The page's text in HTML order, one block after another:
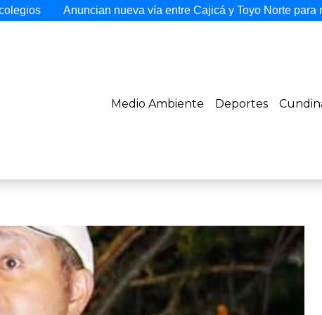
Anuncian nueva vía entre Cajicá y Toyo Norte para mejorar la
Medio Ambiente Deportes